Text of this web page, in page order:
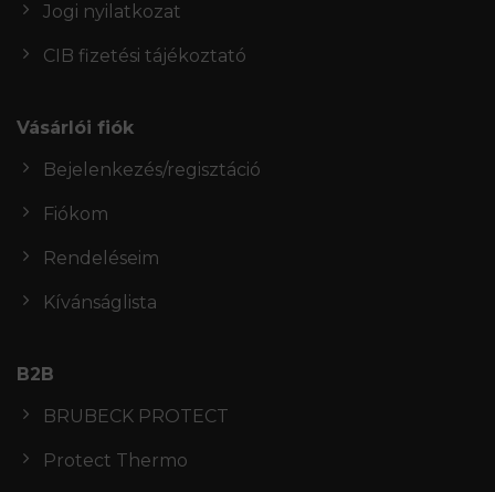
Jogi nyilatkozat
CIB fizetési tájékoztató
Vásárlói fiók
Bejelenkezés/regisztáció
Fiókom
Rendeléseim
Kívánságlista
B2B
BRUBECK PROTECT
Protect Thermo